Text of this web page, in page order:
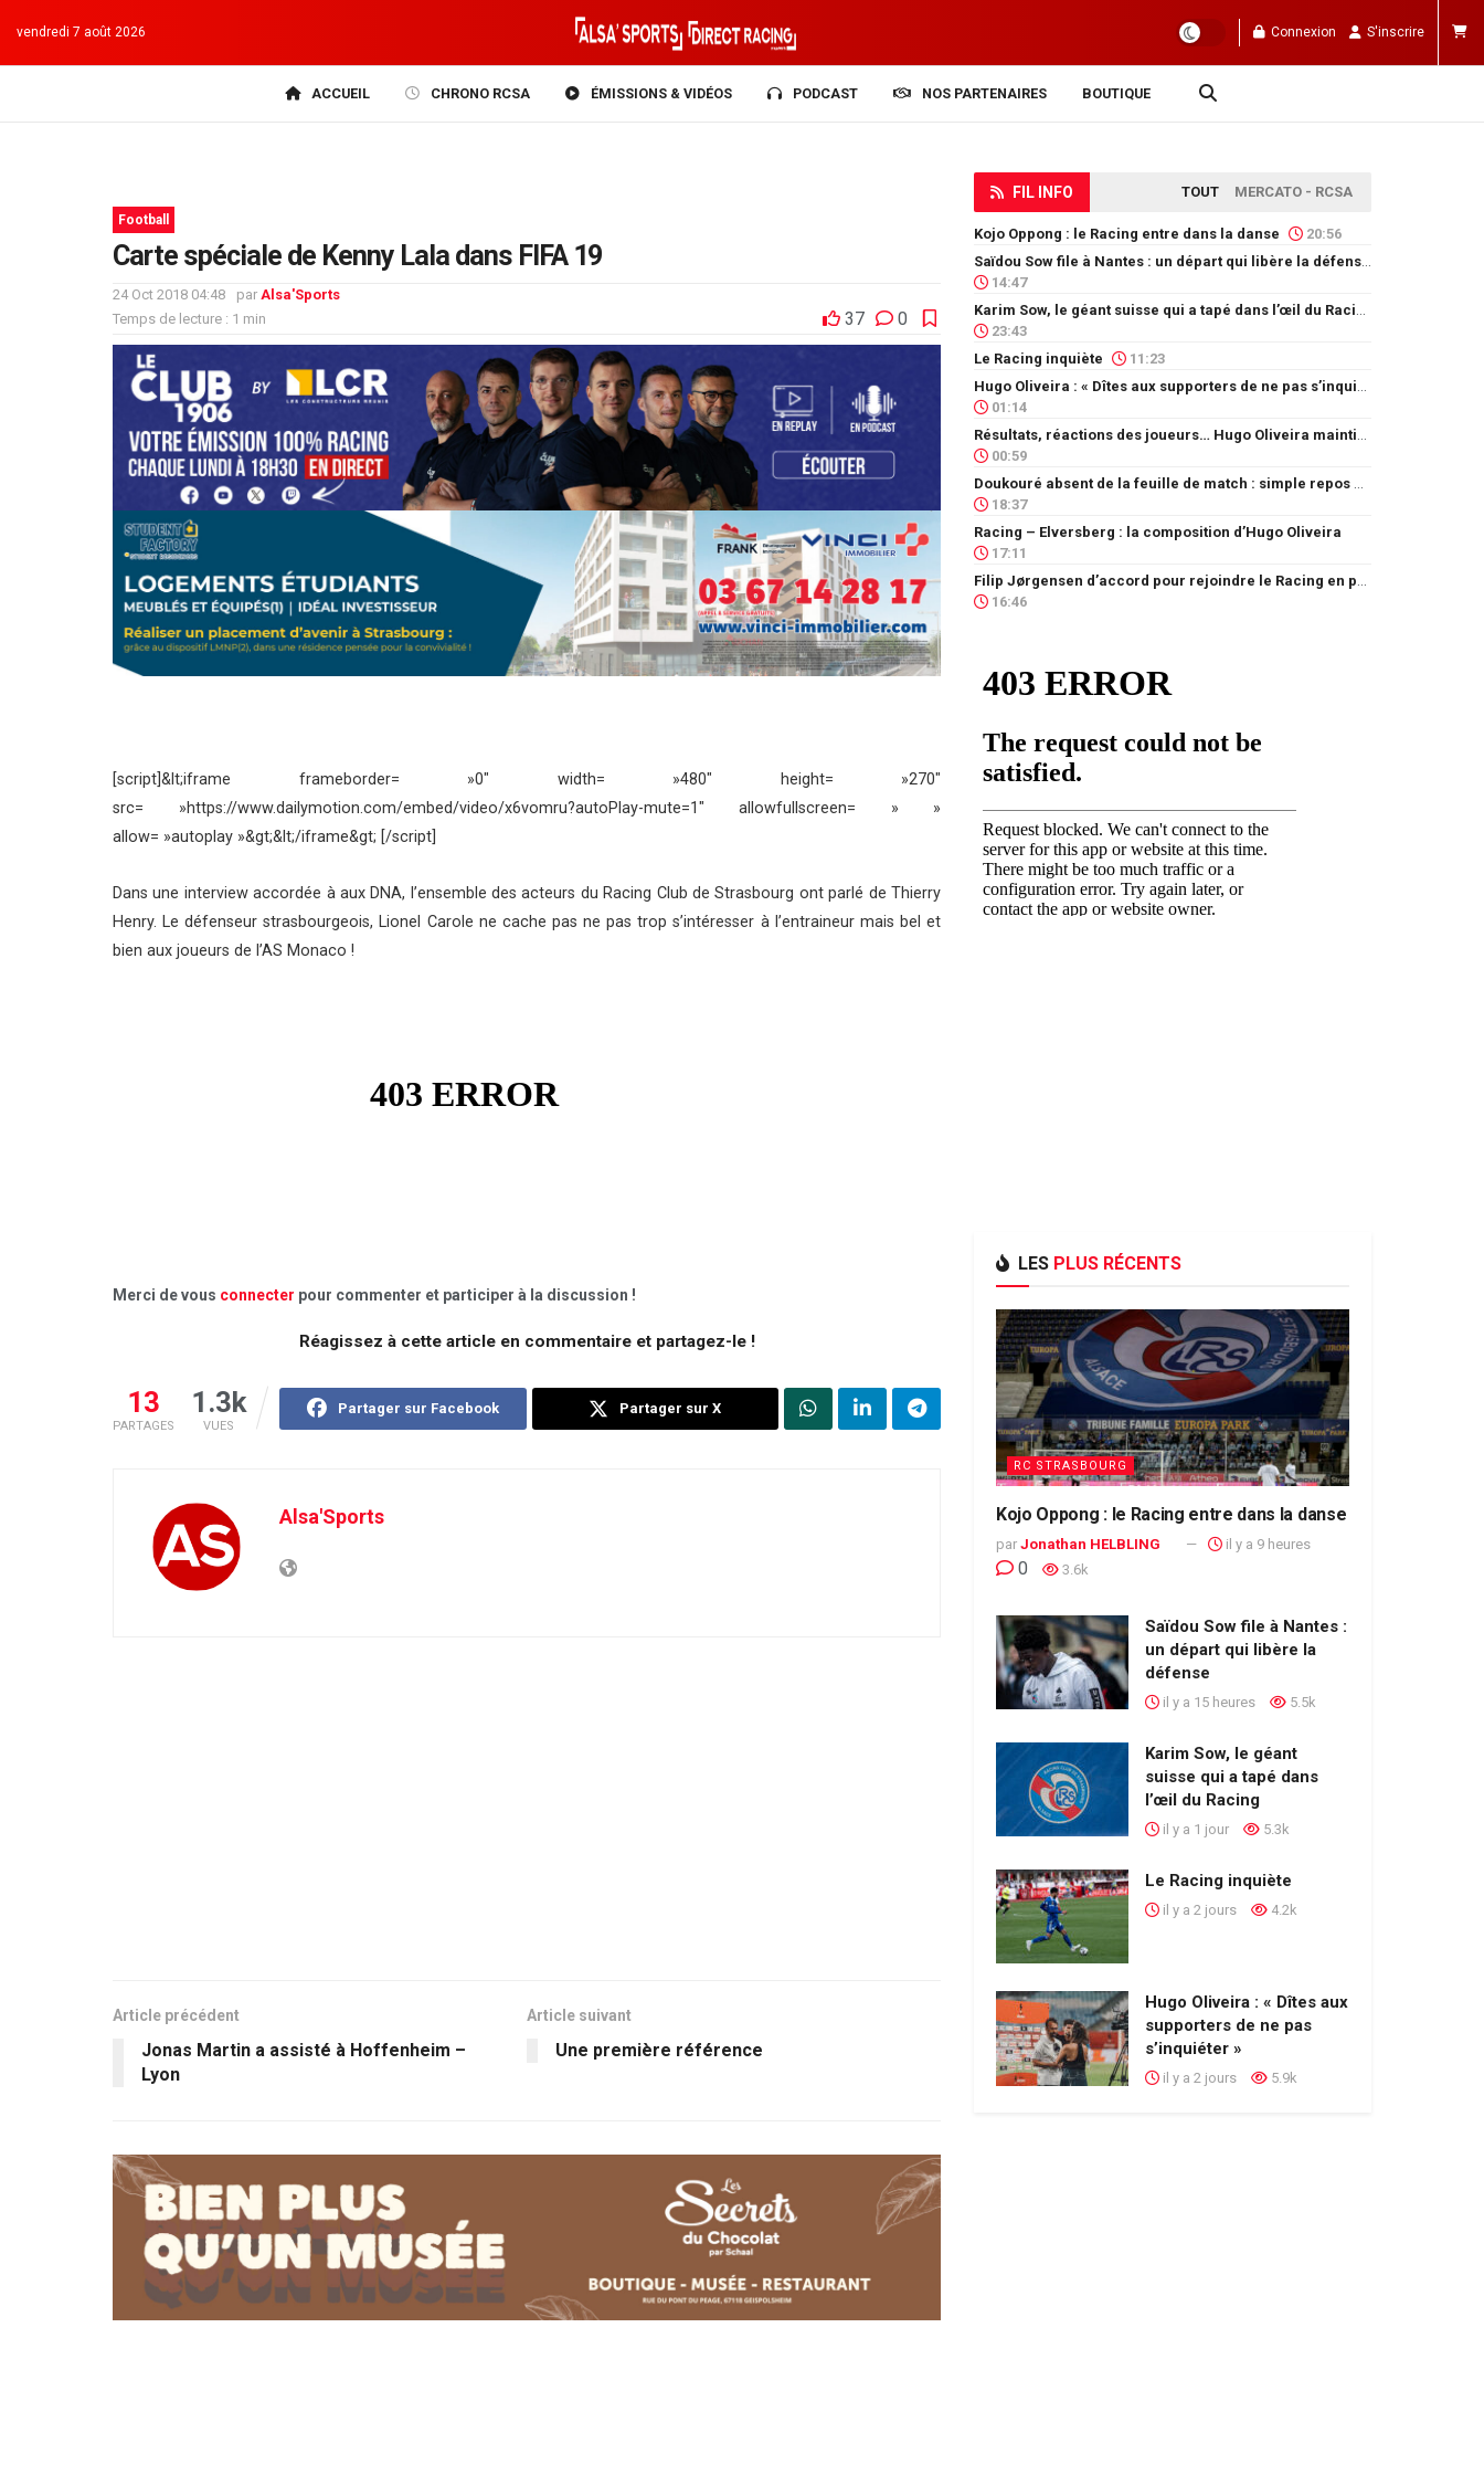
vendredi 7 août 2026 Connexion S'inscrire
ACCUEIL CHRONO RCSA ÉMISSIONS & VIDÉOS PODCAST NOS PARTENAIRES BOUTIQUE
Football
Carte spéciale de Kenny Lala dans FIFA 19
24 Oct 2018 04:48 par Alsa'Sports
Temps de lecture : 1 min
37 0
[script]&lt;iframe frameborder= »0″ width= »480″ height= »270″
src= »https://www.dailymotion.com/embed/video/x6vomru?autoPlay-mute=1″ allowfullscreen= » »
allow= »autoplay »&gt;&lt;/iframe&gt; [/script]
Dans une interview accordée à aux DNA, l’ensemble des acteurs du Racing Club de Strasbourg ont parlé de Thierry
Henry. Le défenseur strasbourgeois, Lionel Carole ne cache pas ne pas trop s’intéresser à l’entraineur mais bel et
bien aux joueurs de l’AS Monaco !
Merci de vous connecter pour commenter et participer à la discussion !
Réagissez à cette article en commentaire et partagez-le !
13
PARTAGES
1.3k
VUES
Partager sur Facebook Partager sur X
Alsa'Sports
Article précédent
Jonas Martin a assisté à Hoffenheim –
Lyon
Article suivant
Une première référence
FIL INFO TOUT MERCATO - RCSA
Kojo Oppong : le Racing entre dans la danse 20:56
14:47
23:43
Le Racing inquiète
11:23
01:14
00:59
18:37
Racing – Elversberg : la composition d’Hugo Oliveira
17:11
16:46
LES PLUS RÉCENTS
RC STRASBOURG
Kojo Oppong : le Racing entre dans la danse
par Jonathan HELBLING il y a 9 heures
0 3.6k
Saïdou Sow file à Nantes :
un départ qui libère la
défense
il y a 15 heures 5.5k
Karim Sow, le géant
suisse qui a tapé dans
l’œil du Racing
il y a 1 jour 5.3k
Le Racing inquiète
il y a 2 jours 4.2k
Hugo Oliveira : « Dîtes aux
supporters de ne pas
s’inquiéter »
il y a 2 jours 5.9k